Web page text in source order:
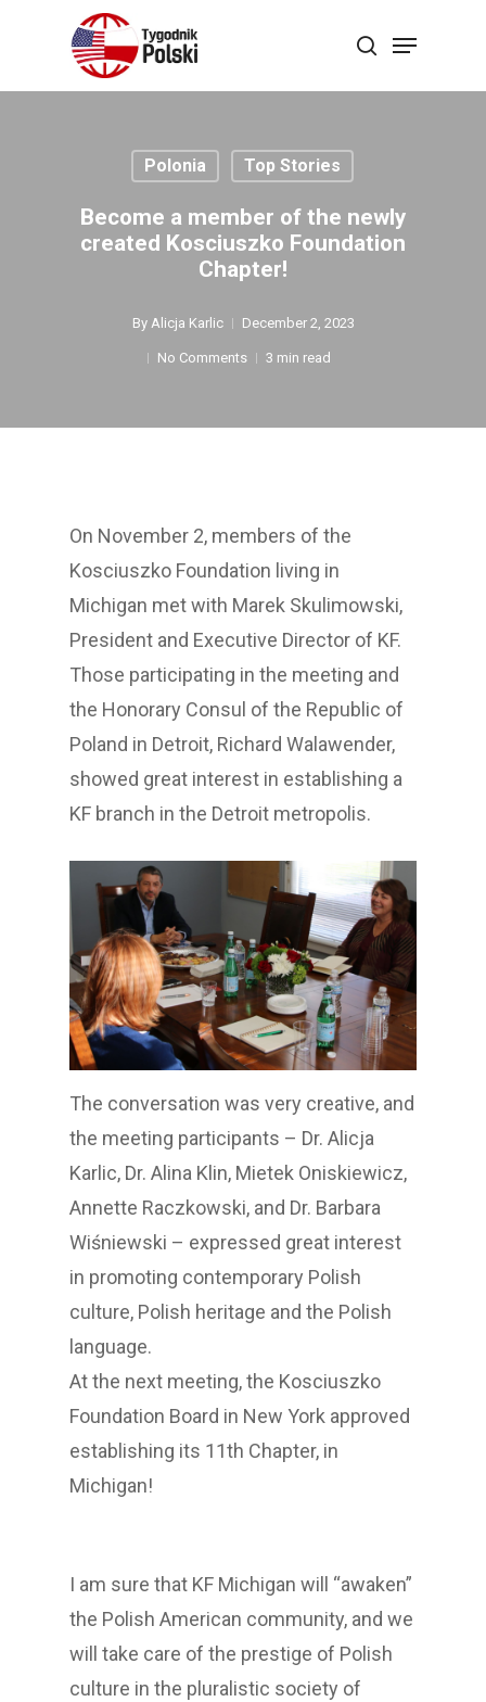
search
Menu
Polonia Top Stories
Become a member of the newly
created Kosciuszko Foundation
Chapter!
By Alicja Karlic December 2, 2023
No Comments 3 min read
On November 2, members of the
Kosciuszko Foundation living in
Michigan met with Marek Skulimowski,
President and Executive Director of KF.
Those participating in the meeting and
the Honorary Consul of the Republic of
Poland in Detroit, Richard Walawender,
showed great interest in establishing a
KF branch in the Detroit metropolis.
The conversation was very creative, and
the meeting participants – Dr. Alicja
Karlic, Dr. Alina Klin, Mietek Oniskiewicz,
Annette Raczkowski, and Dr. Barbara
Wiśniewski – expressed great interest
in promoting contemporary Polish
culture, Polish heritage and the Polish
language.
At the next meeting, the Kosciuszko
Foundation Board in New York approved
establishing its 11th Chapter, in
Michigan!
I am sure that KF Michigan will “awaken”
the Polish American community, and we
will take care of the prestige of Polish
culture in the pluralistic society of